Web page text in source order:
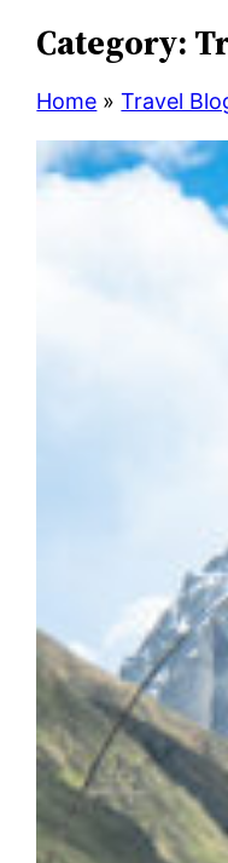
Category:
Home » Travel